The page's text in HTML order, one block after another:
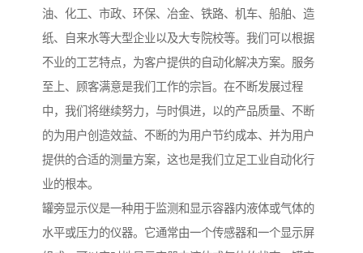
油、化工、市政、环保、冶金、铁路、机车、船舶、造
纸、自来水等大型企业以及大专院校等。我们可以根据
不业的工艺特点，为客户提供的自动化解决方案。服务
至上、顾客满意是我们工作的宗旨。在不断发展过程
中，我们将继续努力，与时俱进，以的产品质量、不断
的为用户创造效益、不断的为用户节约成本、并为用户
提供的合适的测量方案，这也是我们立足工业自动化行
业的根本。
罐旁显示仪是一种用于监测和显示容器内液体或气体的
水平或压力的仪器。它通常由一个传感器和一个显示屏